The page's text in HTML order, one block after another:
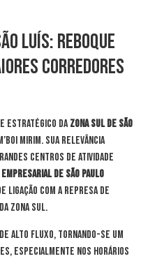
Luís: Reboque
Corredores
estratégico daZona Sul de São
Mirim. Sua relevância
centros de atividade
de São Paulo
ligação com a Represa de
Zona Sul.
alto fluxo, tornando-se um
especialmente nos horários